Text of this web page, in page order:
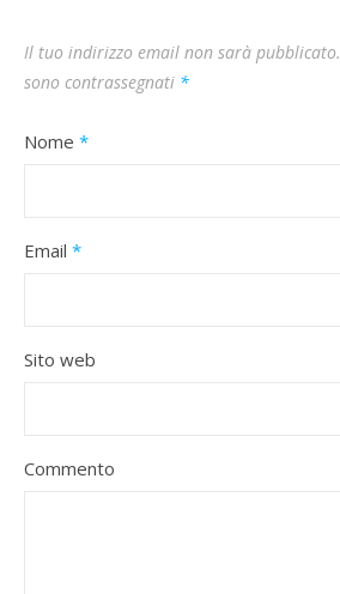
Il tuo indirizzo email non sarà pubblicato.
sono contrassegnati *
Nome *
Email *
Sito web
Commento